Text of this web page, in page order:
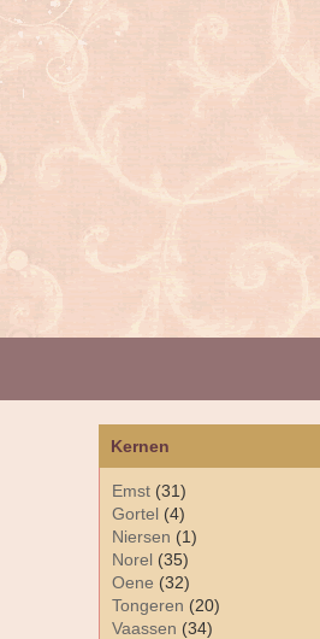
Kernen
Emst (31)
Gortel (4)
Niersen (1)
Norel (35)
Oene (32)
Tongeren (20)
Vaassen (34)